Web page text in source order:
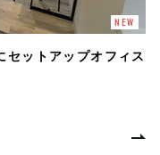
NEW
セットアップオフィス